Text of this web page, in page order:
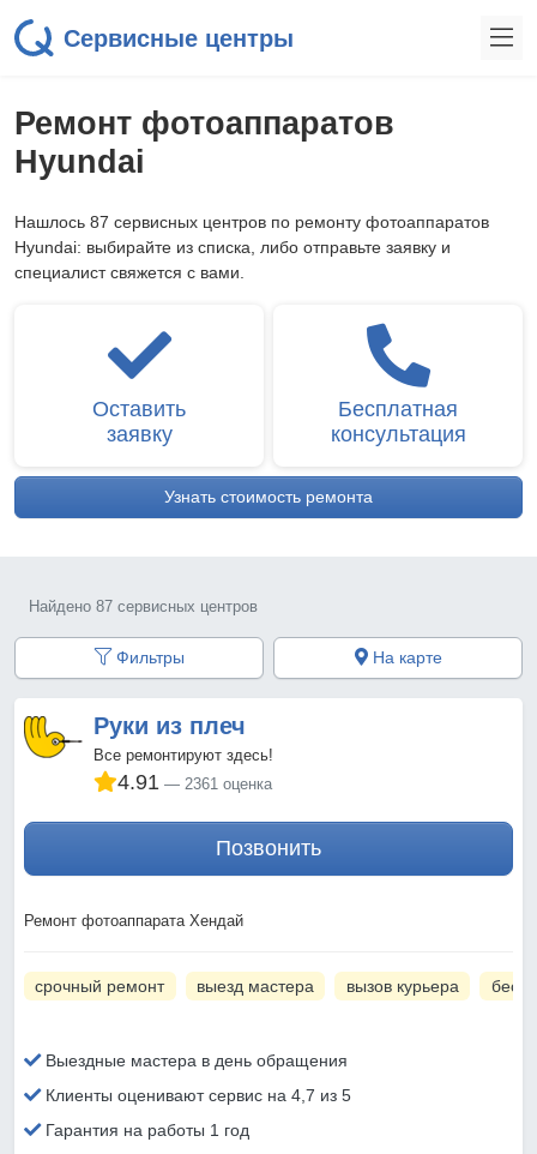
Сервисные центры
Ремонт фотоаппаратов
Hyundai
Нашлось 87 сервисных центров по ремонту фотоаппаратов
Hyundai: выбирайте из списка, либо отправьте заявку и
специалист свяжется с вами.
Оставить
заявку
Бесплатная
консультация
Узнать стоимость ремонта
Найдено 87 сервисных центров
Фильтры На карте
Руки из плеч
Все ремонтируют здесь!
4.91 2361 оценка
Позвонить
Ремонт фотоаппарата Хендай
срочный ремонт выезд мастера вызов курьера
Выездные мастера в день обращения
Клиенты оценивают сервис на 4,7 из 5
Гарантия на работы 1 год